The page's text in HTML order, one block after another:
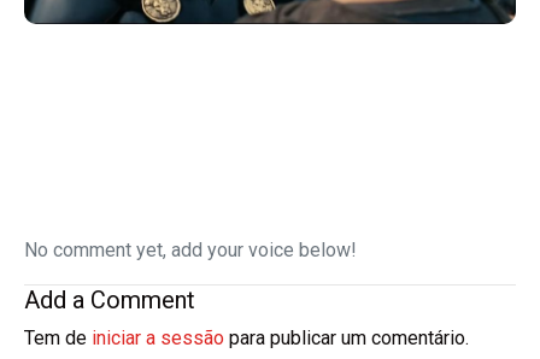
No comment yet, add your voice below!
Add a Comment
Tem de iniciar a sessão para publicar um comentário.